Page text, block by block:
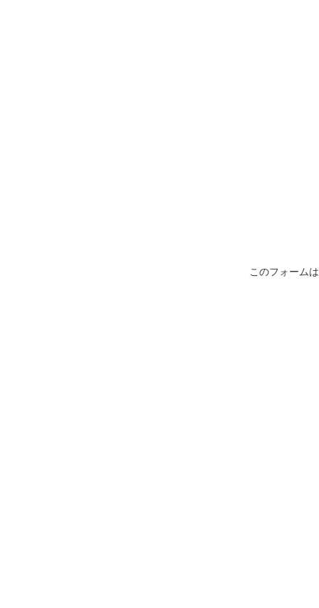
このフォーム